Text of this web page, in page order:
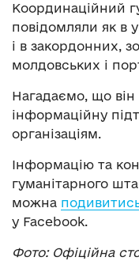
Координаційний
повідомляли як в
і в закордонних,
молдовських і
Нагадаємо, що він
інформаційну
організаціям.
Інформацію та
гуманітарного
можна
у Facebook.
Фото: Офіційна